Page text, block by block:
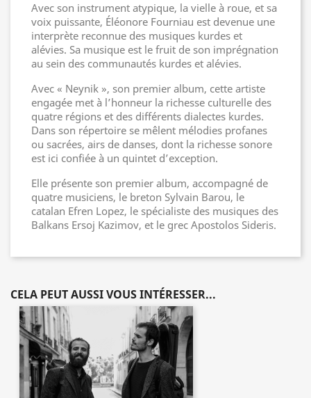
Avec son instrument atypique, la vielle à roue, et sa
voix puissante, Éléonore Fourniau est devenue une
interprète reconnue des musiques kurdes et
alévies. Sa musique est le fruit de son imprégnation
au sein des communautés kurdes et alévies.
Avec « Neynik », son premier album, cette artiste
engagée met à l’honneur la richesse culturelle des
quatre régions et des différents dialectes kurdes.
Dans son répertoire se mêlent mélodies profanes
ou sacrées, airs de danses, dont la richesse sonore
est ici confiée à un quintet d’exception.
Elle présente son premier album, accompagné de
quatre musiciens, le breton Sylvain Barou, le
catalan Efren Lopez, le spécialiste des musiques des
Balkans Ersoj Kazimov, et le grec Apostolos Sideris.
CELA PEUT AUSSI VOUS INTÉRESSER...